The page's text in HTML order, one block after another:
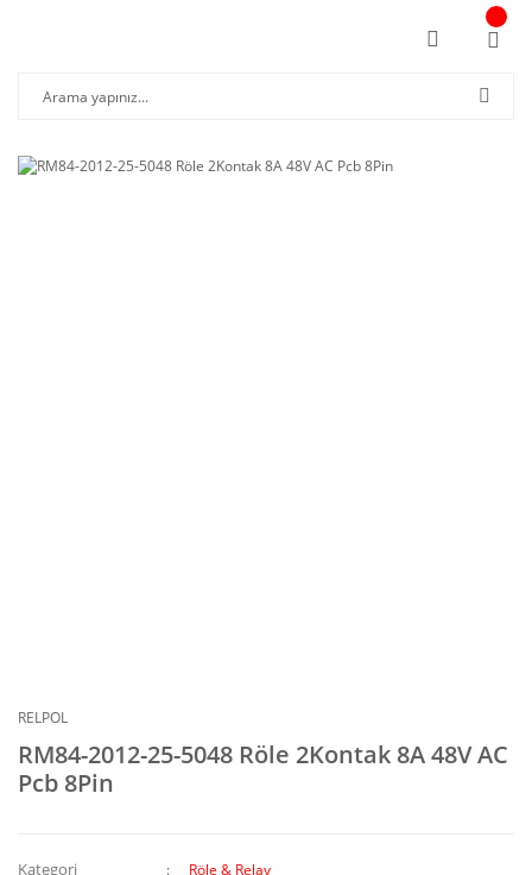
RELPOL
RM84-2012-25-5048 Röle 2Kontak 8A 48V AC
Pcb 8Pin
Kategori Röle & Relay